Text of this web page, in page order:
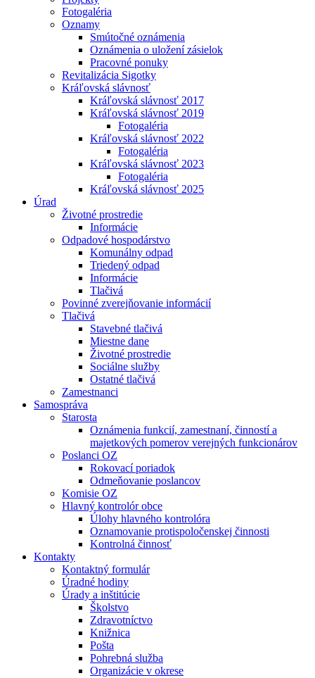
Fotogaléria
Oznamy
Smútočné oznámenia
Oznámenia o uložení zásielok
Pracovné ponuky
Revitalizácia Sigotky
Kráľovská slávnosť
Kráľovská slávnosť 2017
Kráľovská slávnosť 2019
Fotogaléria
Kráľovská slávnosť 2022
Fotogaléria
Kráľovská slávnosť 2023
Fotogaléria
Kráľovská slávnosť 2025
Úrad
Životné prostredie
Informácie
Odpadové hospodárstvo
Komunálny odpad
Triedený odpad
Informácie
Tlačivá
Povinné zverejňovanie informácií
Tlačivá
Stavebné tlačivá
Miestne dane
Životné prostredie
Sociálne služby
Ostatné tlačivá
Zamestnanci
Samospráva
Starosta
Oznámenia funkcií, zamestnaní, činností a
majetkových pomerov verejných funkcionárov
Poslanci OZ
Rokovací poriadok
Odmeňovanie poslancov
Komisie OZ
Hlavný kontrolór obce
Úlohy hlavného kontrolóra
Oznamovanie protispoločenskej činnosti
Kontrolná činnosť
Kontakty
Kontaktný formulár
Úradné hodiny
Úrady a inštitúcie
Školstvo
Zdravotníctvo
Knižnica
Pošta
Pohrebná služba
Organizácie v okrese